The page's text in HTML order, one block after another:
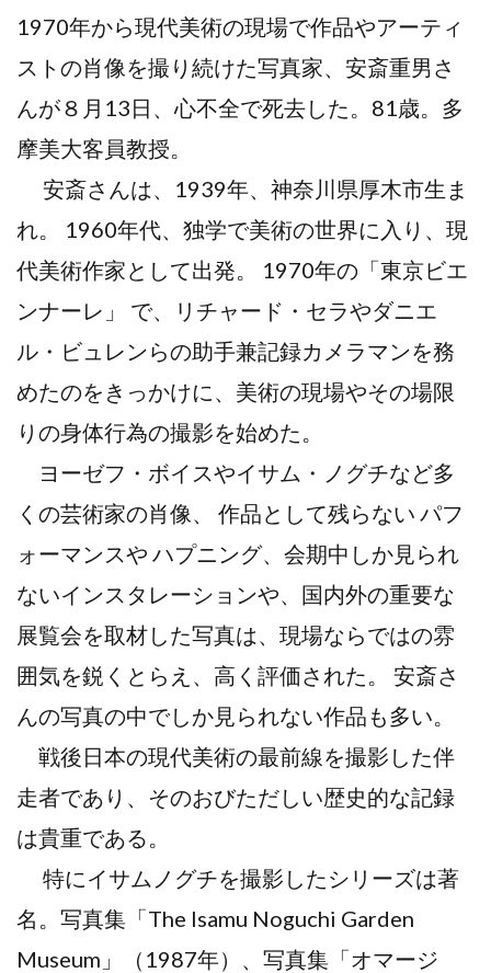
1970年から現代美術の現場で作品やアーティ
ストの肖像を撮り続けた写真家、安斎重男さ
んが８月13日、心不全で死去した。81歳。多
摩美大客員教授。
安斎さんは、1939年、神奈川県厚木市生ま
れ。 1960年代、独学で美術の世界に入り、現
代美術作家として出発。 1970年の「東京ビエ
ンナーレ」 で、リチャード・セラやダニエ
ル・ビュレンらの助手兼記録カメラマンを務
めたのをきっかけに、美術の現場やその場限
りの身体行為の撮影を始めた。
ヨーゼフ・ボイスやイサム・ノグチなど多
くの芸術家の肖像、 作品として残らない パフ
ォーマンスや ハプニング、会期中しか見られ
ないインスタレーションや、国内外の重要な
展覧会を取材した写真は、現場ならではの雰
囲気を鋭くとらえ、高く評価された。 安斎さ
んの写真の中でしか見られない作品も多い。
戦後日本の現代美術の最前線を撮影した伴
走者であり、そのおびただしい歴史的な記録
は貴重である。
特にイサムノグチを撮影したシリーズは著
名。写真集「The Isamu Noguchi Garden
Museum」（1987年）、写真集「オマージ